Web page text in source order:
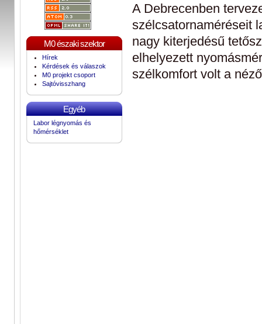
A Debrecenben
szélcsatornaméréseit
nagy kiterjedésű
elhelyezett
szélkomfort volt a
M0 északi szektor
Hírek
Kérdések és válaszok
M0 projekt csoport
Sajtóvisszhang
Egyéb
Labor légnyomás és
hőmérséklet